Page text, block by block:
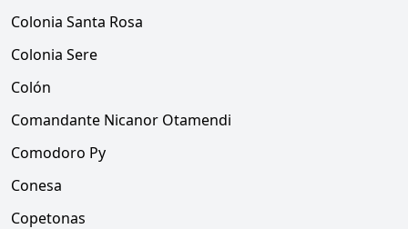
Colonia Santa Rosa
Colonia Sere
Colón
Comandante Nicanor Otamendi
Comodoro Py
Conesa
Copetonas